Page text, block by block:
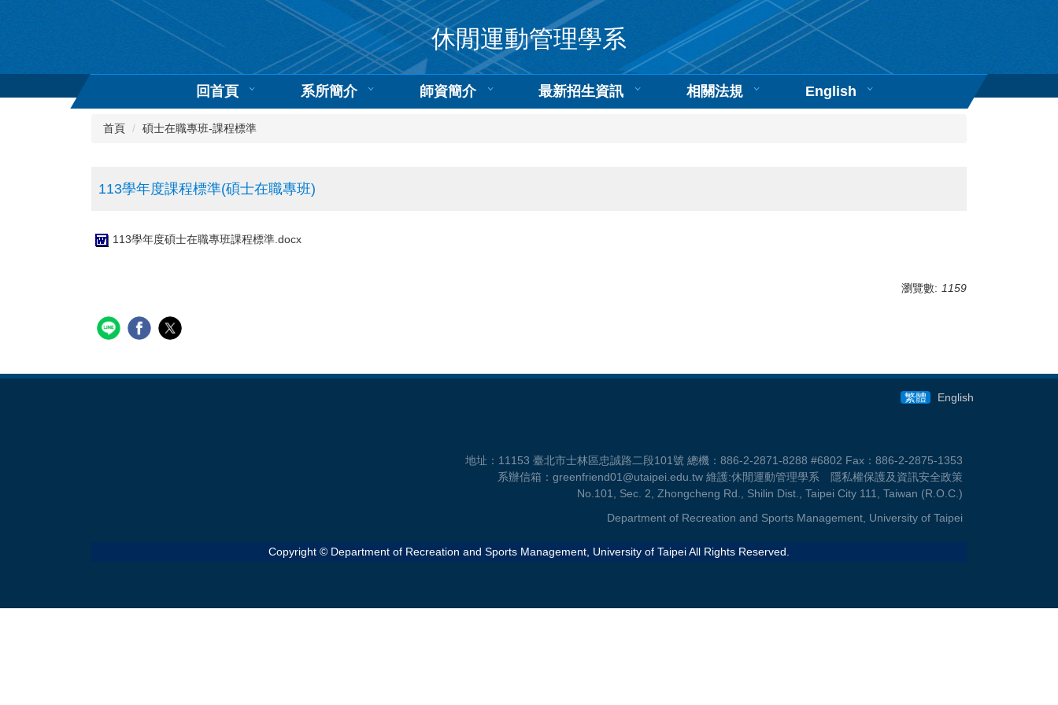
內
休閒運動管理學系
回首頁 系所簡介 師資簡介 最新招生資訊 相關法規 English
首頁 碩士在職專班-課程標準
113學年度課程標準(碩士在職專班)
113學年度碩士在職專班課程標準.docx
瀏覽數: 1159
繁體 English
地址：11153 臺北市士林區忠誠路二段101號 總機：886-2-2871-8288 #6802 Fax：886-2-2875-1353
系辦信箱：greenfriend01@utaipei.edu.tw 維護:休閒運動管理學系 隱私權保護及資訊安全政策
No.101, Sec. 2, Zhongcheng Rd., Shilin Dist., Taipei City 111, Taiwan (R.O.C.)
Department of Recreation and Sports Management, University of Taipei
Copyright © Department of Recreation and Sports Management, University of Taipei All Rights Reserved.